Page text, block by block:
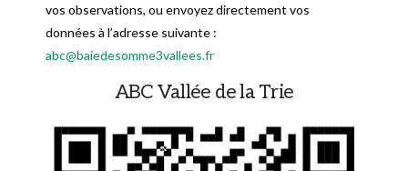
vos observations, ou envoyez directement vos
données à l’adresse suivante :
abc@baiedesomme3vallees.fr
ABC Vallée de la Trie